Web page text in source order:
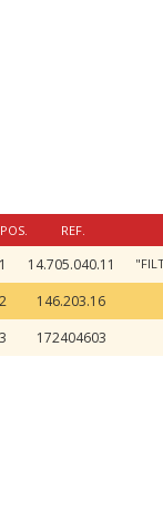
POS. REF.
14.705.040.11
146.203.16
172404603